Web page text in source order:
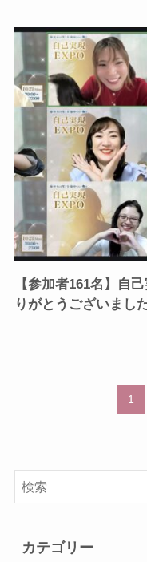
【参加者161名】自
りがとうございまし
1
カテゴリー